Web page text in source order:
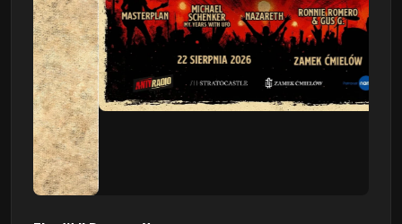
This Will Destroy You
09.08 - Poznań, Klub 2progi
Sound Of The Ages Festival